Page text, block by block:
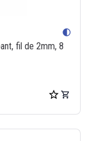
contrast
fil de 2mm, 8